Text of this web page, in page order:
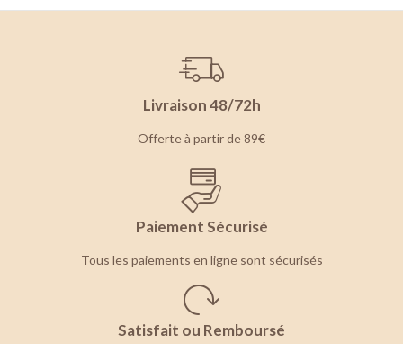
Livraison 48/72h
Offerte à partir de 89€
Paiement Sécurisé
Tous les paiements en ligne sont sécurisés
Satisfait ou Remboursé